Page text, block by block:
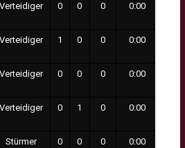
Verteidiger 0 0 0 0:00
Verteidiger 1 0 0 0:00
Verteidiger 0 0 0 0:00
Verteidiger 0 1 0 0:00
Stürmer 0 0 0 0:00